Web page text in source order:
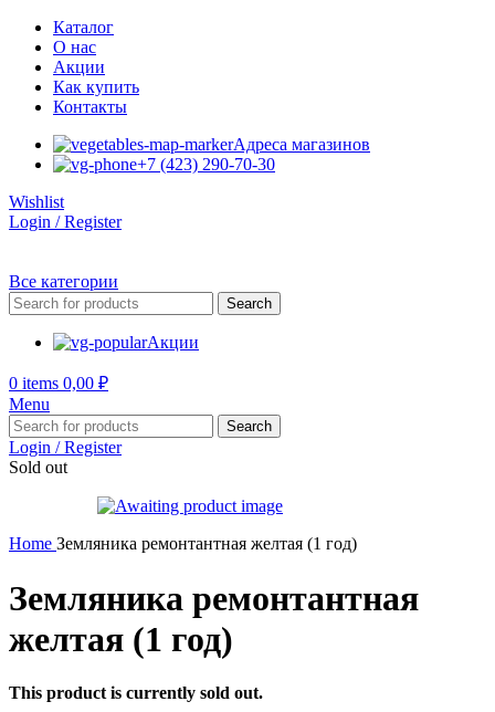
Каталог
О нас
Акции
Как купить
Контакты
Адреса магазинов
+7 (423) 290-70-30
Wishlist
Login / Register
Все категории
Search
Акции
0 items 0,00 ₽
Menu
Search
Login / Register
Sold out
Home Земляника ремонтантная желтая (1 год)
Земляника ремонтантная
желтая (1 год)
This product is currently sold out.